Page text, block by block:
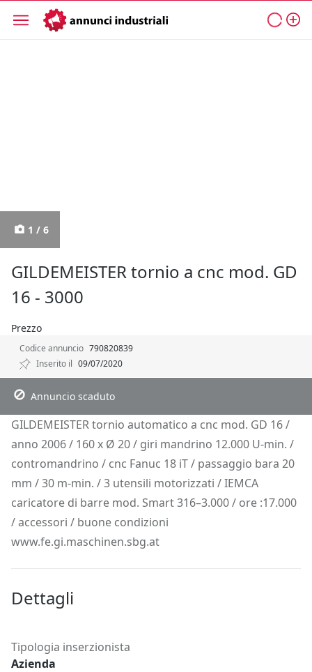
1 / 6
GILDEMEISTER tornio a cnc mod. GD
16 - 3000
Prezzo
Codice annuncio 790820839
Inserito il 09/07/2020
Descrizione
Dettagli Posizione Richiedi Info
Annuncio scaduto
GILDEMEISTER tornio automatico a cnc mod. GD 16 /
anno 2006 / 160 x Ø 20 / giri mandrino 12.000 U-min. /
contromandrino / cnc Fanuc 18 iT / passaggio bara 20
mm / 30 m-min. / 3 utensili motorizzati / IEMCA
caricatore di barre mod. Smart 316–3.000 / ore :17.000
/ accessori / buone condizioni
www.fe.gi.maschinen.sbg.at
Dettagli
Tipologia inserzionista
Azienda